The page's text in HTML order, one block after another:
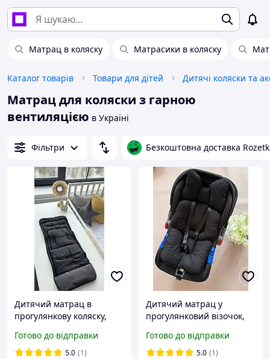
Матрац в коляску Матрасики в коляску
Каталог товарів Товари для дітей Дитячі коляски та
Матрац для коляски з гарною
вентиляцією в Україні
Фільтри Безкоштовна доставка
Дитячий матрац в
прогулянкову коляску,
годування Angelok-child
Готово до відправки
5.0 (1)
Дитячий матрац у
прогулянковий візочок,
для годування Angelok-
child
Готово до відправки
5.0 (1)